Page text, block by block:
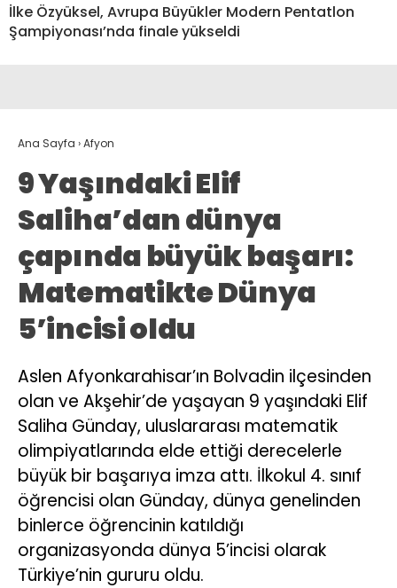
İlke Özyüksel, Avrupa Büyükler Modern Pentatlon
Şampiyonası’nda finale yükseldi
Ana Sayfa ›Afyon
9 Yaşındaki Elif
Saliha’dan dünya
çapında büyük başarı:
Matematikte Dünya
5’incisi oldu
Aslen Afyonkarahisar’ın Bolvadin ilçesinden
olan ve Akşehir’de yaşayan 9 yaşındaki Elif
Saliha Günday, uluslararası matematik
olimpiyatlarında elde ettiği derecelerle
büyük bir başarıya imza attı. İlkokul 4. sınıf
öğrencisi olan Günday, dünya genelinden
binlerce öğrencinin katıldığı
organizasyonda dünya 5’incisi olarak
Türkiye’nin gururu oldu.